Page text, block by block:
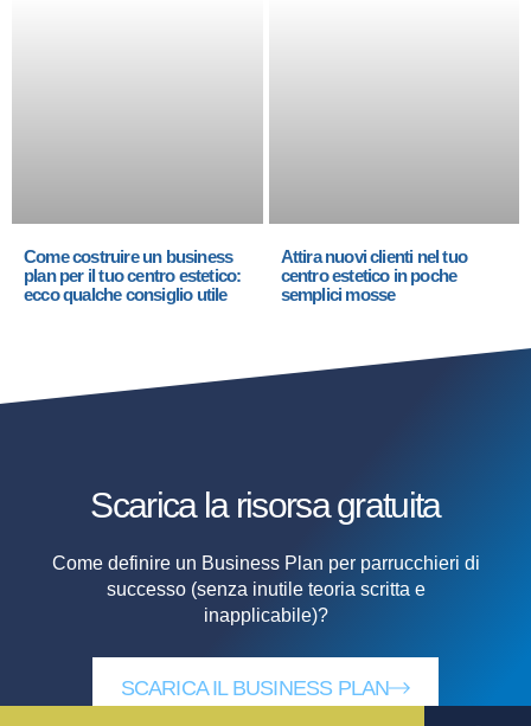
Come costruire un business
plan per il tuo centro estetico:
ecco qualche consiglio utile
Attira nuovi clienti nel tuo
centro estetico in poche
semplici mosse
Scarica la risorsagratuita
Come definire un Business Plan per parrucchieri di
successo (senza inutile teoria scritta e
inapplicabile)?
SCARICA IL BUSINESS PLAN